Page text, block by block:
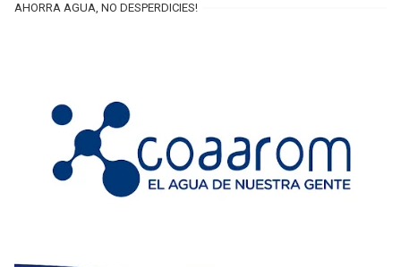
AHORRA AGUA, NO DESPERDICIES!